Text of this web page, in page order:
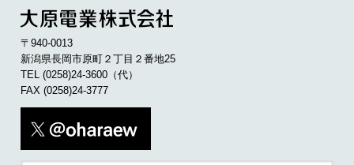
〒940-0013
新潟県長岡市原町２丁目２番地25
TEL(0258)24-3600 （代）
FAX (0258)24-3777